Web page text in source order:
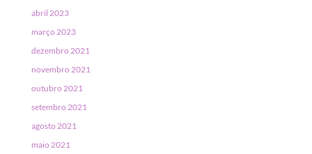
abril 2023
março 2023
dezembro 2021
novembro 2021
outubro 2021
setembro 2021
agosto 2021
maio 2021